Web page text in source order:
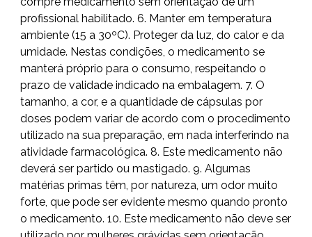
profissional habilitado. 6. Manter em temperatura
ambiente (15 a 30ºC). Proteger da luz, do calor e da
umidade. Nestas condições, o medicamento se
manterá próprio para o consumo, respeitando o
prazo de validade indicado na embalagem. 7. O
tamanho, a cor, e a quantidade de cápsulas por
doses podem variar de acordo com o procedimento
utilizado na sua preparação, em nada interferindo na
atividade farmacológica. 8. Este medicamento não
deverá ser partido ou mastigado. 9. Algumas
matérias primas têm, por natureza, um odor muito
forte, que pode ser evidente mesmo quando pronto
o medicamento. 10. Este medicamento não deve ser